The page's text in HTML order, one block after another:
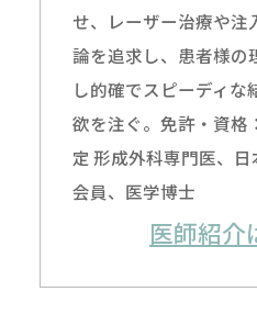
せ、レーザー治療や注
論を追求し、患者様の
し的確でスピーディな
欲を注ぐ。免許・資格
定 形成外科専門医、
会員、医学博士
医師紹介